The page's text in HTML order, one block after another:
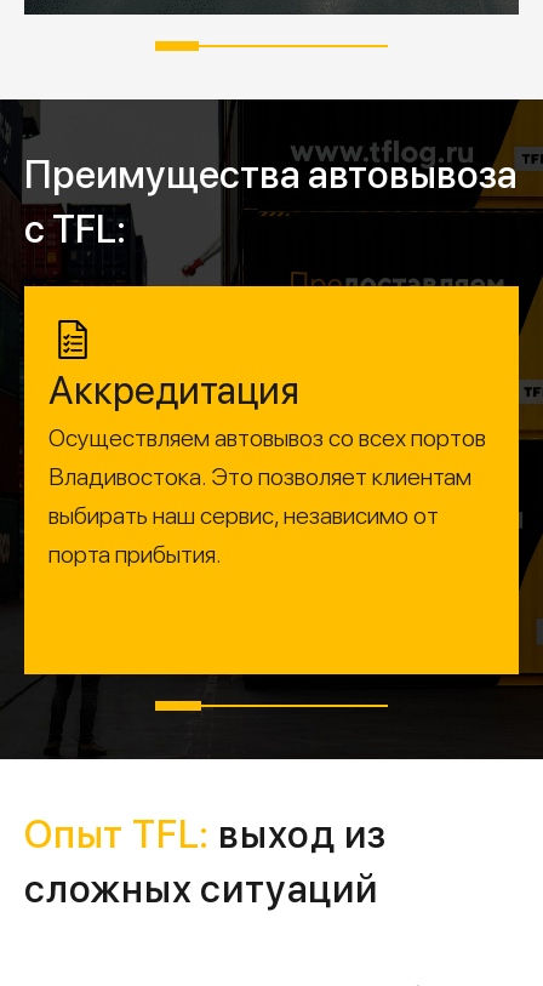
Преимущества автовывоза
c TFL:
Аккредитация
Осуществляем автовывоз со всех портов
Владивостока. Это позволяет клиентам
выбирать наш сервис, независимо от
порта прибытия.
Опыт TFL: выход из
сложных ситуаций